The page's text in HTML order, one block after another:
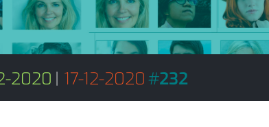
2020 | 17-12-2020 #232